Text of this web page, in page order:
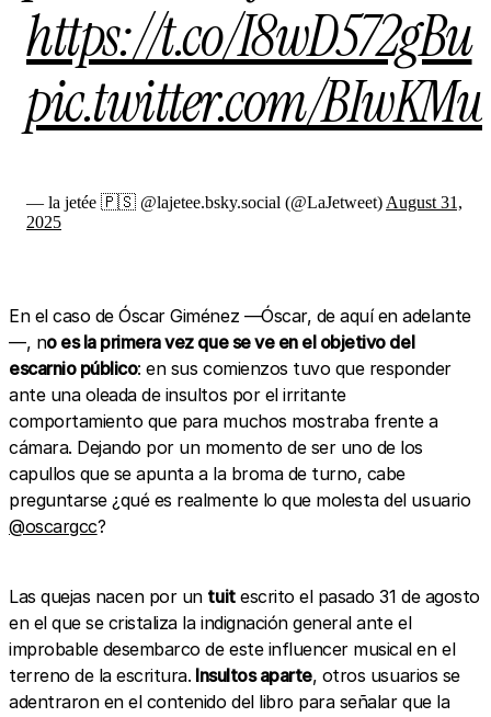
https://t.co/I8wD572gBu
pic.twitter.com/
— la jetée 🇵🇸 @lajetee.bsky.social (@LaJetweet) August 31,
2025
En el caso de Óscar Giménez —Óscar, de aquí en adelante
—, no es la primera vez que se ve en el objetivo del
escarnio público: en sus comienzos tuvo que responder
ante una oleada de insultos por el irritante
comportamiento que para muchos mostraba frente a
cámara. Dejando por un momento de ser uno de los
capullos que se apunta a la broma de turno, cabe
preguntarse ¿qué es realmente lo que molesta del usuario
@oscargcc?
Las quejas nacen por un tuitescrito el pasado 31 de agosto
en el que se cristaliza la indignación general ante el
improbable desembarco de este influencer musical en el
terreno de la escritura. Insultos aparte, otros usuarios se
adentraron en el contenido del libro para señalar que la